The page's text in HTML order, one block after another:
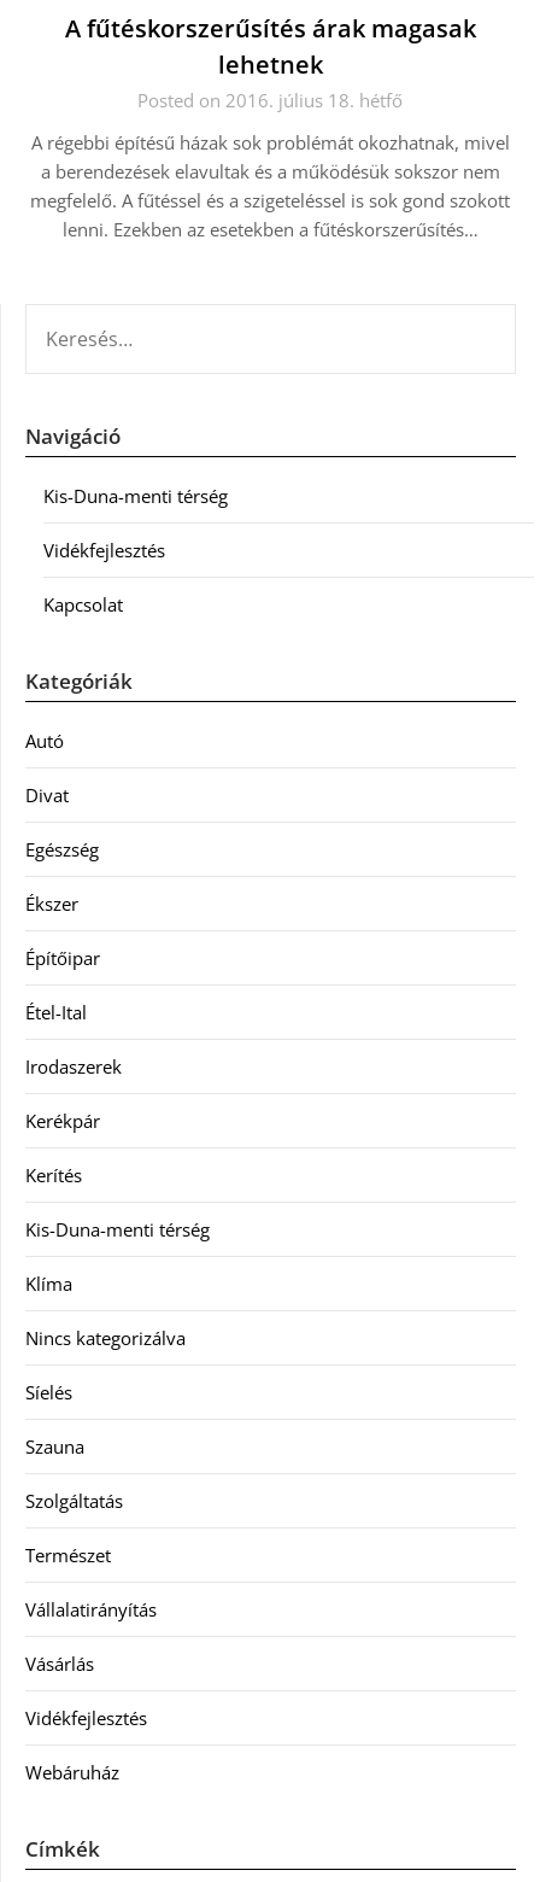
A fűtéskorszerűsítés árak magasak
lehetnek
Posted on 2016. július 18. hétfő
A régebbi építésű házak sok problémát okozhatnak, mivel
a berendezések elavultak és a működésük sokszor nem
megfelelő. A fűtéssel és a szigeteléssel is sok gond szokott
lenni. Ezekben az esetekben a fűtéskorszerűsítés…
Navigáció
Kis-Duna-menti térség
Vidékfejlesztés
Kapcsolat
Kategóriák
Autó
Divat
Egészség
Ékszer
Építőipar
Étel-Ital
Irodaszerek
Kerékpár
Kerítés
Kis-Duna-menti térség
Klíma
Nincs kategorizálva
Síelés
Szauna
Szolgáltatás
Természet
Vállalatirányítás
Vásárlás
Vidékfejlesztés
Webáruház
Címkék